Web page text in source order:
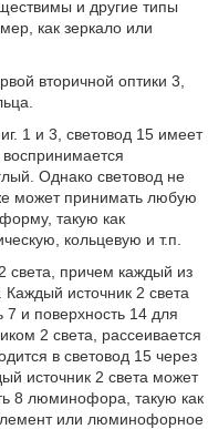
и другие типы
как зеркало или
вторичной оптики 3,
1 и 3, световод 15 имеет
Однако световод не
может принимать любую
такую как
кольцевую и т.п.
света, причем каждый из
Каждый источник 2 света
и поверхность 14 для
2 света, рассеивается
в световод 15 через
источник 2 света может
8 люминофора, такую как
или люминофорное